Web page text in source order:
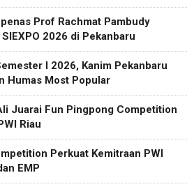
Prof Rachmat Pambudy
2026 di Pekanbaru
I 2026, Kanim Pekanbaru
Humas Most Popular
Juarai Fun Pingpong Competition
Riau
Perkuat Kemitraan PWI
EMP